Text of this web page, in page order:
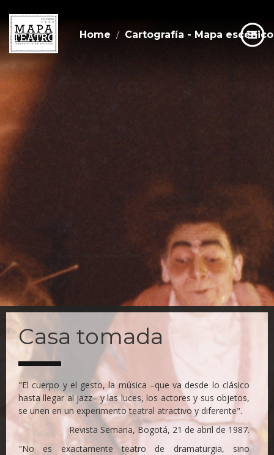
Skip
main
Home Cartografía - Mapa escénico
Casa tomada
"El cuerpo y el gesto, la música –que va desde lo clásico
hasta llegar al jazz– y las luces, los actores y sus objetos,
se unen en un experimento teatral atractivo y diferente".
Revista Semana, Bogotá, 21 de abril de 1987.
"No es exactamente teatro de dramaturgia, sino